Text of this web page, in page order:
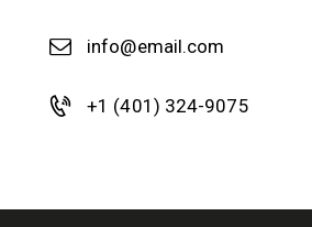
info@email.com
+1 (401) 324-9075